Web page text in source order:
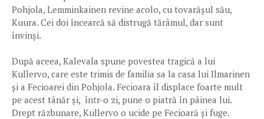
Pohjola, Lemminkainen revine acolo, cu tovarășul său,
Kuura. Cei doi încearcă să distrugă tărâmul, dar sunt
învinși.
După aceea, Kalevala spune povestea tragică a lui
Kullervo, care este trimis de familia sa la casa lui Ilmarinen
și a Fecioarei din Pohjola. Fecioara îl displace foarte mult
pe acest tânăr și, într-o zi, pune o piatră în pâinea lui.
Drept răzbunare, Kullervo o ucide pe Fecioară și fuge.